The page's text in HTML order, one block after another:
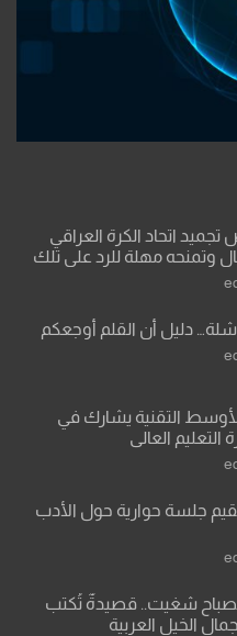
اتحاد الكرة العراقي
وتمنحه مهلة للرد على تلك
دليل أن القلم أوجعكم
التقنية يشارك في
التعليم العالي
جلسة حوارية حول الأدب
بصباح شغيت.. قصيدةٌ تُكتب
الخيل العربية